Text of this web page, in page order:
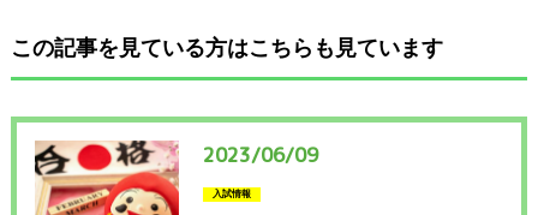
この記事を見ている方はこちらも見ています
2023/06/09
入試情報